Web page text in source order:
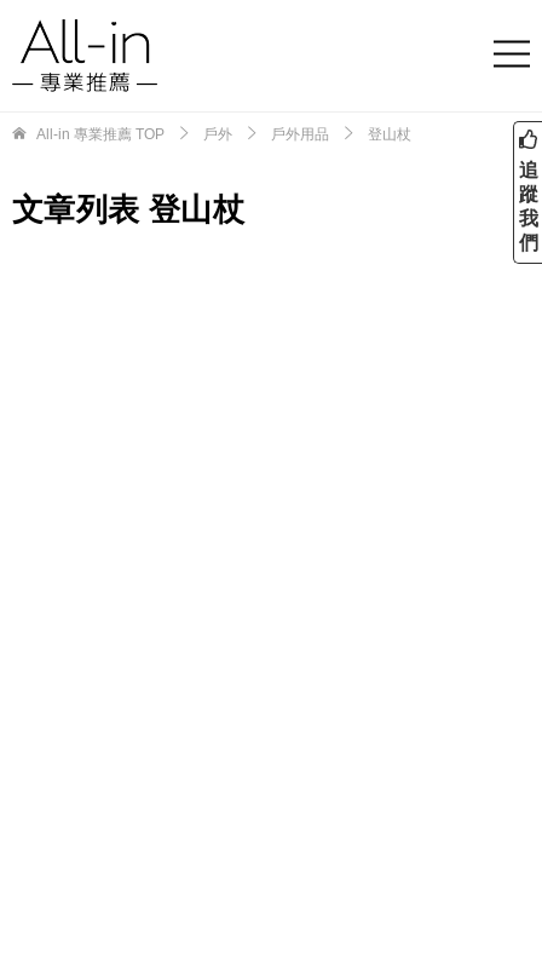
All-in 專業推薦 TOP 戶外 戶外用品 登山杖
文章列表 登山杖
追
蹤
我
們